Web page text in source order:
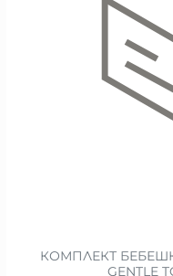
КОМПЛЕКТ
GENTLE